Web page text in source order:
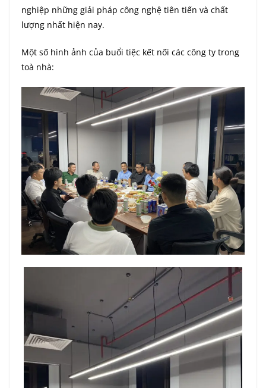
nghiệp những giải pháp công nghệ tiên tiến và chất
lượng nhất hiện nay.
Một số hình ảnh của buổi tiệc kết nối các công ty trong
toà nhà: